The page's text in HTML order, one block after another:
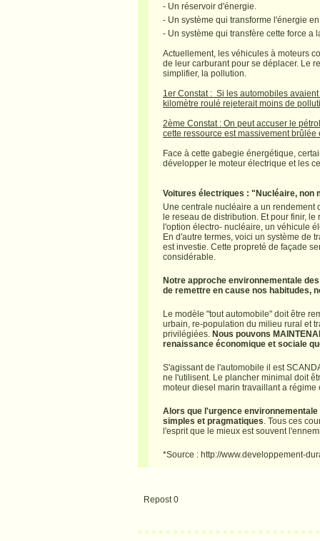
- Un réservoir d'énergie.
- Un système qui transforme l'énergie
- Un système qui transfère cette force a
Actuellement, les véhicules à moteurs
de leur carburant pour se déplacer. Le
simplifier, la pollution.
1er Constat : Si les automobiles
kilomètre roulé rejeterait moins de
2ème Constat : On peut accuser le
cette ressource est massivement brûlée
Face à cette gabegie énergétique,
développer le moteur électrique et les
Voitures électriques : "Nucléaire, non
Une centrale nucléaire a un
le reseau de distribution. Et pour finir,
l'option électro- nucléaire, un véhicule
En d'autre termes, voici un système de
est investie. Cette propreté de façade
considérable.
Notre approche environnementale
de remettre en cause nos habitudes,
Le modèle "tout automobile" doit être
urbain, re-population du milieu rural et
privilégiées.Nous pouvons
renaissance économique et sociale
S'agissant de l'automobile il est
ne l'utilisent. Le plancher minimal doit
moteur diesel marin travaillant a
Alors que l'urgence
simples et pragmatiques . Tous ces
l'esprit que le mieux est souvent
*Source : http://www.developpement-
Repost 0